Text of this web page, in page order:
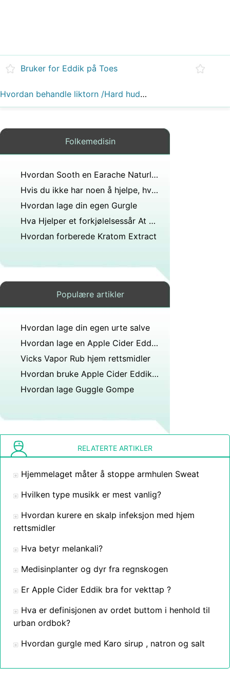
Bruker for Eddik på Toes
Hvordan behandle liktorn /Hard hud &Åreknuter Med Apple Cider Eddik
Folkemedisin
Hvordan Sooth en Earache Naturligvis
Hvis du ikke har noen å hjelpe, hvordan behandler du deg selv for hodelus?
Hvordan lage din egen Gurgle
Hva Hjelper et forkjølelsessår At Home
Hvordan forberede Kratom Extract
Populære artikler
Hvordan lage din egen urte salve
Hvordan lage en Apple Cider Eddik Bath for såre muskler
Vicks Vapor Rub hjem rettsmidler
Hvordan bruke Apple Cider Eddik som et hjem rette
Hvordan lage Guggle Gompe
RELATERTE ARTIKLER
Hjemmelaget måter å stoppe armhulen Sweat
Hvilken type musikk er mest vanlig?
Hvordan kurere en skalp infeksjon med hjem
rettsmidler
Hva betyr melankali?
Medisinplanter og dyr fra regnskogen
Er Apple Cider Eddik bra for vekttap ?
Hva er definisjonen av ordet buttom i henhold til
urban ordbok?
Hvordan gurgle med Karo sirup , natron og salt